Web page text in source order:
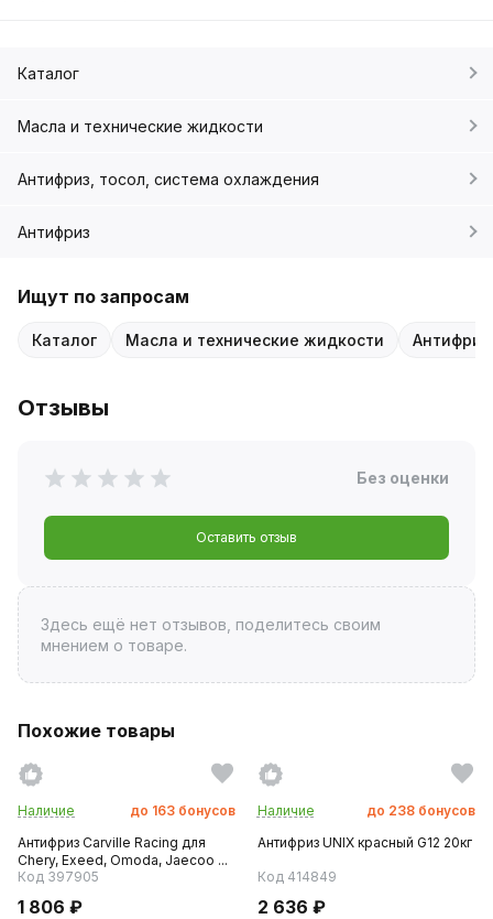
Каталог
Масла и технические жидкости
Антифриз, тосол, система охлаждения
Антифриз
Ищут по запросам
Каталог Масла и технические жидкости
Отзывы
Без оценки
Оставить отзыв
Здесь ещё нет отзывов, поделитесь своим
мнением о товаре.
Похожие товары
Наличие до 163 бонусов
Антифриз Carville Racing для
Chery, Exeed, Omoda, Jaecoo ...
Код 397905
1 806 ₽
Наличие до 238 бонусов
Антифриз UNIX красный G12 20кг
Код 414849
2 636 ₽